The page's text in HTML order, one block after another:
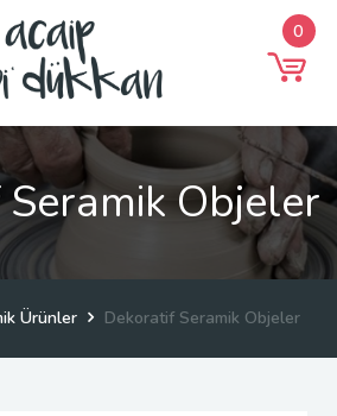
0
Objeler
Ürünler Dekoratif Seramik Objeler